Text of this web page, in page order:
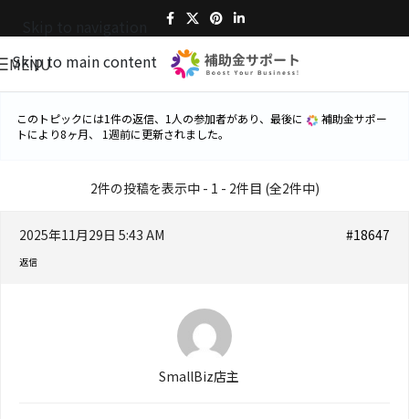
Skip to main content
MENU
このトピックには1件の返信、1人の参加者があり、最後に
補助金サポー
トにより8ヶ月、 1週前に更新されました。
2件の投稿を表示中 - 1 - 2件目 (全2件中)
2025年11月29日 5:43 AM #18647
返信
SmallBiz店主